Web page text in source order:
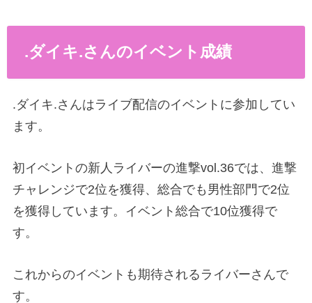
.ダイキ.さんのイベント成績
.ダイキ.さんはライブ配信のイベントに参加してい
ます。
初イベントの新人ライバーの進撃vol.36では、進撃
チャレンジで2位を獲得、総合でも男性部門で2位
を獲得しています。イベント総合で10位獲得で
す。
これからのイベントも期待されるライバーさんで
す。